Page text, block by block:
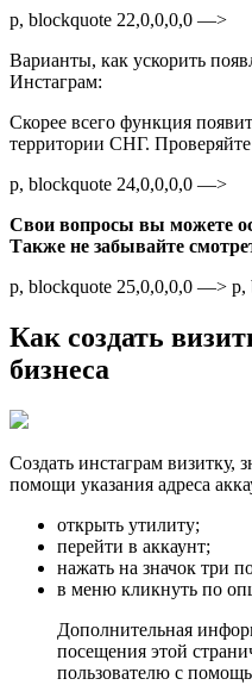
p, blockquote 22,0,0,0,0 —>
Варианты, как ускорить
Инстаграм:
Скорее всего функция
территории СНГ.
p, blockquote 24,0,0,0,0 —>
Свои вопросы вы можете
Также не забывайте
p, blockquote 25,0,0,0,0 —>
Как создать
бизнеса
Создать инстаграм визитку,
помощи указания адреса
открыть утилиту;
перейти в аккаунт;
нажать на значок три
в меню кликнуть по
Дополнительная
посещения этой
пользователю с